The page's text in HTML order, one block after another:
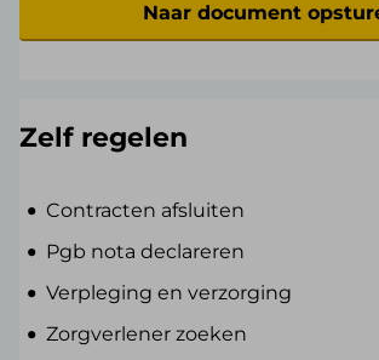
Naar document
Zelf regelen
Contracten afsluiten
Pgb nota declareren
Verpleging en verzorging
Zorgverlener zoeken